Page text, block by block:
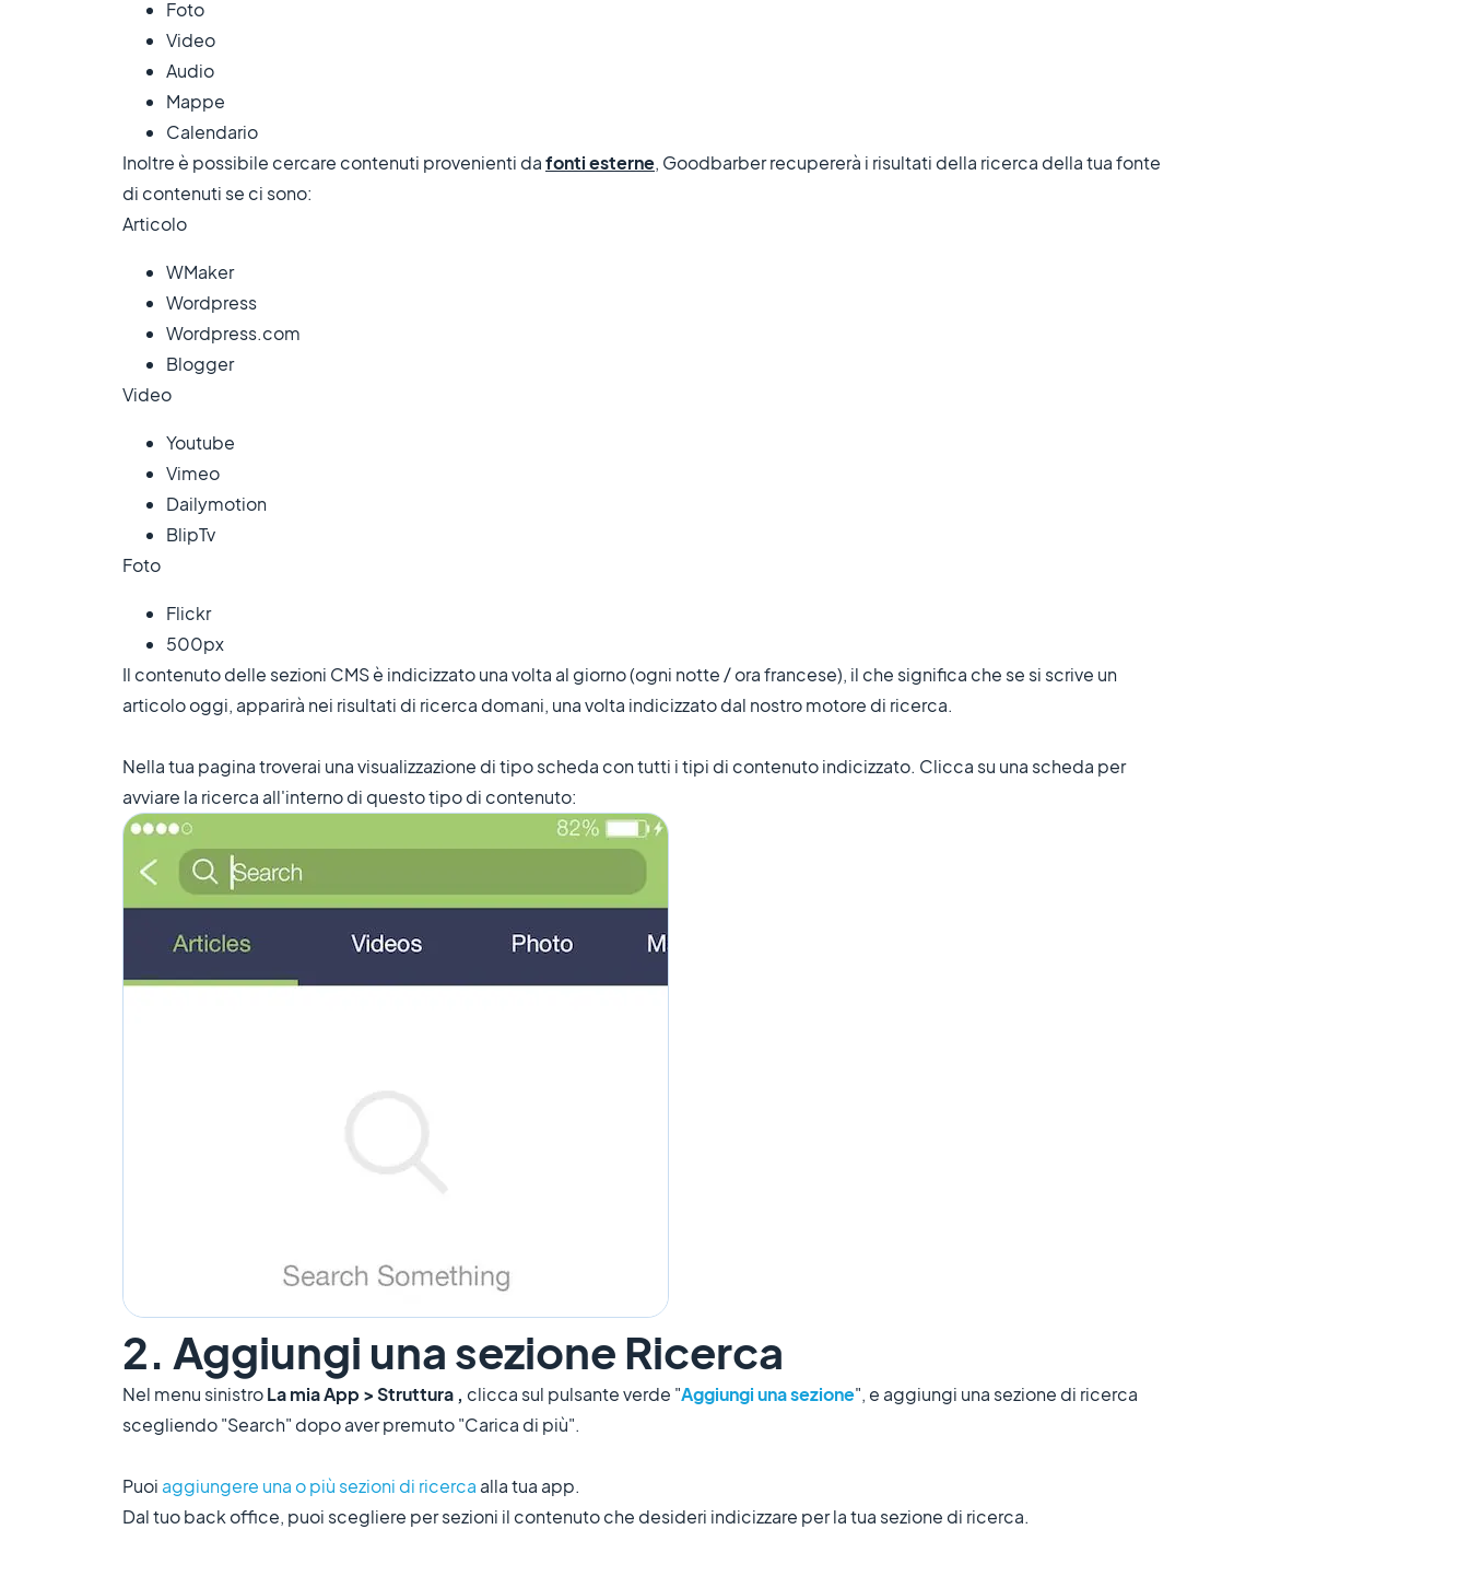
Foto
Video
Audio
Mappe
Calendario
Inoltre è possibile cercare contenuti provenienti dafonti esterne, Goodbarber recupererà i risultati della ricerca della tua fonte
di contenuti se ci sono:
Articolo
WMaker
Wordpress
Wordpress.com
Blogger
Video
Youtube
Vimeo
Dailymotion
BlipTv
Foto
Flickr
500px
Il contenuto delle sezioni CMS è indicizzato una volta al giorno (ogni notte / ora francese), il che significa che se si scrive un
articolo oggi, apparirà nei risultati di ricerca domani, una volta indicizzato dal nostro motore di ricerca.
Nella tua pagina troverai una visualizzazione di tipo scheda con tutti i tipi di contenuto indicizzato. Clicca su una scheda per
avviare la ricerca all'interno di questo tipo di contenuto:
2. Aggiungi una sezione Ricerca
Nel menu sinistroLa mia App > Struttura , clicca sul pulsante verde "Aggiungi una sezione", e aggiungi una sezione di ricerca
scegliendo "Search" dopo aver premuto "Carica di più".
Puoi aggiungere una o più sezioni di ricerca alla tua app.
Dal tuo back office, puoi scegliere per sezioni il contenuto che desideri indicizzare per la tua sezione di ricerca.